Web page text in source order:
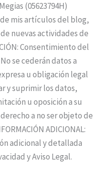
(05623794H)
de mis artículos del blog,
nuevas actividades de
Consentimiento del
se cederán datos a
u obligación legal
y suprimir los datos,
u oposición a su
a no ser objeto de
ADICIONAL:
adicional y detallada
y Aviso Legal.